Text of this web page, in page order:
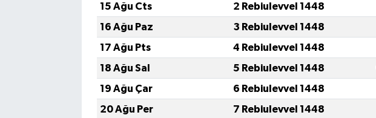
15 Ağu Cts
2 Rebiulevvel 1448
16 Ağu Paz
3 Rebiulevvel 1448
17 Ağu Pts
4 Rebiulevvel 1448
18 Ağu Sal
5 Rebiulevvel 1448
19 Ağu Çar
6 Rebiulevvel 1448
20 Ağu Per
7 Rebiulevvel 1448